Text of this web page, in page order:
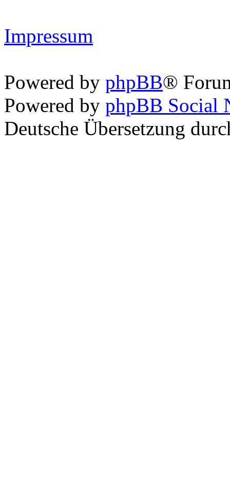
Impressum
Powered by phpBB®
Powered by phpBB Social
Deutsche Übersetzung